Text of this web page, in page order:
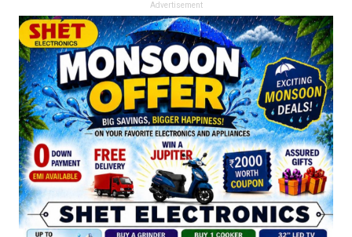
Advertisement